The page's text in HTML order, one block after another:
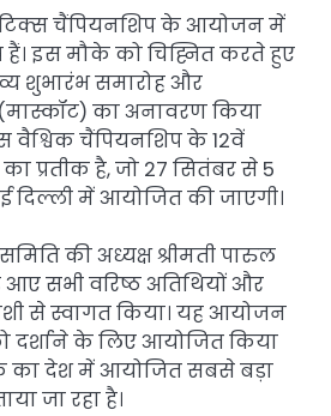
चैंपियनशिप के आयोजन में
हैं। इस मौके को चिह्नित करते हुए
शुभारंभ समारोह और
का अनावरण किया
चैंपियनशिप के 12वें
प्रतीक है, जो 27 सितंबर से 5
में आयोजित की जाएगी।
की अध्यक्ष श्रीमती पारुल
सभी वरिष्ठ अतिथियों और
से स्वागत किया। यह आयोजन
दर्शाने के लिए आयोजित किया
का देश में आयोजित सबसे बड़ा
जा रहा है।